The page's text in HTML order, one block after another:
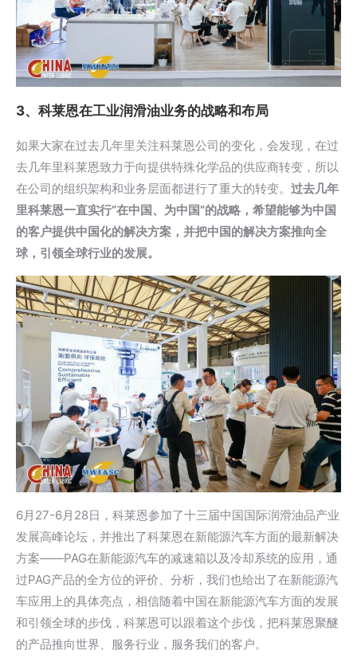
3、科莱恩在工业润滑油业务的战略和布局
如果大家在过去几年里关注科莱恩公司的变化，会发现，在过
去几年里科莱恩致力于向提供特殊化学品的供应商转变，所以
在公司的组织架构和业务层面都进行了重大的转变。 过去几年
里科莱恩一直实行“在中国、为中国”的战略，希望能够为中国
的客户提供中国化的解决方案，并把中国的解决方案推向全
球，引领全球行业的发展。
6月27-6月28日，科莱恩参加了十三届中国国际润滑油品产业
发展高峰论坛，并推出了科莱恩在新能源汽车方面的最新解决
方案——PAG在新能源汽车的减速箱以及冷却系统的应用，通
过PAG产品的全方位的评价、分析，我们也给出了在新能源汽
车应用上的具体亮点，相信随着中国在新能源汽车方面的发展
和引领全球的步伐，科莱恩可以跟着这个步伐，把科莱恩聚醚
的产品推向世界、服务行业，服务我们的客户。